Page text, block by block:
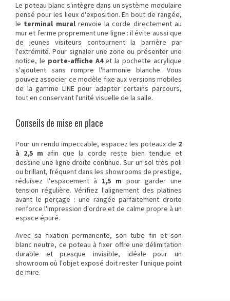
Le poteau blanc s'intègre dans un système modulaire
pensé pour les lieux d'exposition. En bout de rangée,
le terminal muralrenvoie la corde directement au
mur et ferme proprement une ligne : il évite aussi que
de jeunes visiteurs contournent la barrière par
l'extrémité. Pour signaler une zone ou présenter une
notice, le porte-affiche A4et la pochette acrylique
s'ajoutent sans rompre l'harmonie blanche. Vous
pouvez associer ce modèle fixe aux versions mobiles
de la gamme LINE pour adapter certains parcours,
tout en conservant l'unité visuelle de la salle.
Conseils de mise en place
Pour un rendu impeccable, espacez les poteaux de 2
à 2,5 m afin que la corde reste bien tendue et
dessine une ligne droite continue. Sur un sol très poli
ou brillant, fréquent dans les showrooms de prestige,
réduisez l'espacement à 1,5 m pour garder une
tension régulière. Vérifiez l'alignement des platines
avant le perçage : une rangée parfaitement droite
renforce l'impression d'ordre et de calme propre à un
espace épuré.
Avec sa fixation permanente, son tube fin et son
blanc neutre, ce poteau à fixer offre une délimitation
durable et presque invisible, idéale pour un
showroom où l'objet exposé doit rester l'unique point
de mire.